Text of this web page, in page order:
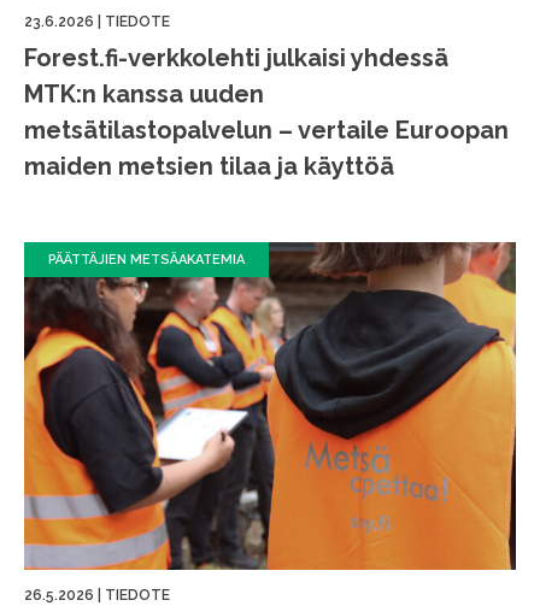
23.6.2026 TIEDOTE
Forest.fi-verkkolehti julkaisi yhdessä
MTK:n kanssa uuden
metsätilastopalvelun – vertaile Euroopan
maiden metsien tilaa ja käyttöä
PÄÄTTÄJIEN METSÄAKATEMIA
26.5.2026 TIEDOTE